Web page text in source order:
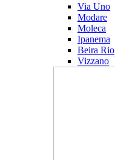
Via Uno
Modare
Moleca
Ipanema
Beira Rio
Vizzano